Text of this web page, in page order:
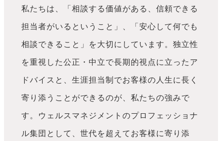
私たちは、「相談する価値がある、信頼できる
担当者がいるということ」、「安心して何でも
相談できること」を大切にしています。独立性
を重視した公正・中立で長期的視点に立ったア
ドバイスと、生涯担当制でお客様の人生に長く
寄り添うことができるのが、私たちの強みで
す。ウェルスマネジメントのプロフェッショナ
ル集団として、世代を超えてお客様に寄り添